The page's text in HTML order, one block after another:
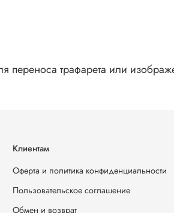
трафарета или
Клиентам
Оферта и политика конфиденциальности
Пользовательское соглашение
Обмен и возврат